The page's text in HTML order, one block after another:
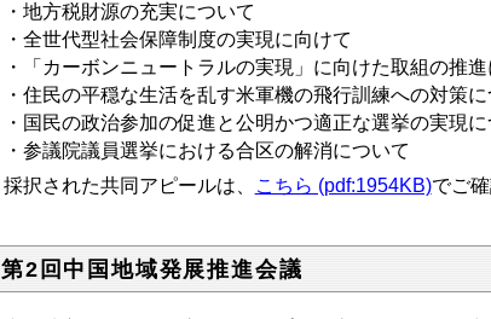
・地方税財源の充実について
・全世代型社会保障制度の実現に向けて
・「カーボンニュートラルの実現」に向けた取組の推
・住民の平穏な生活を乱す米軍機の飛行訓練への対策に
・国民の政治参加の促進と公明かつ適正な選挙の実現に
・参議院議員選挙における合区の解消について
採択された共同アピールは、
こちら (pdf:1954KB)でご確
第2回中国地域発展推進会議